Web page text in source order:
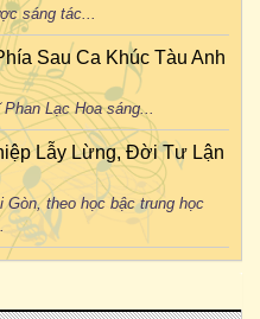
sáng tác...
Sau Ca Khúc Tàu Anh
Lạc Hoa sáng...
Lẫy Lừng, Đời Tư Lận
theo học bậc trung học